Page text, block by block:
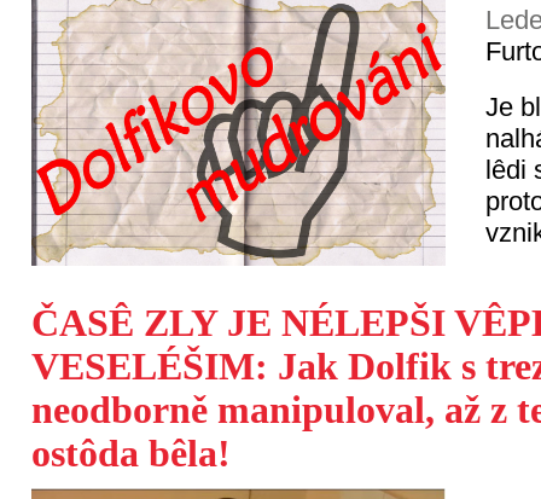
Je
lêdi
ČASÊ ZLY JE NÉLEPŠI
VESELÉŠIM: Jak Dolfik s
neodborně manipuloval, až z
ostôda bêla!